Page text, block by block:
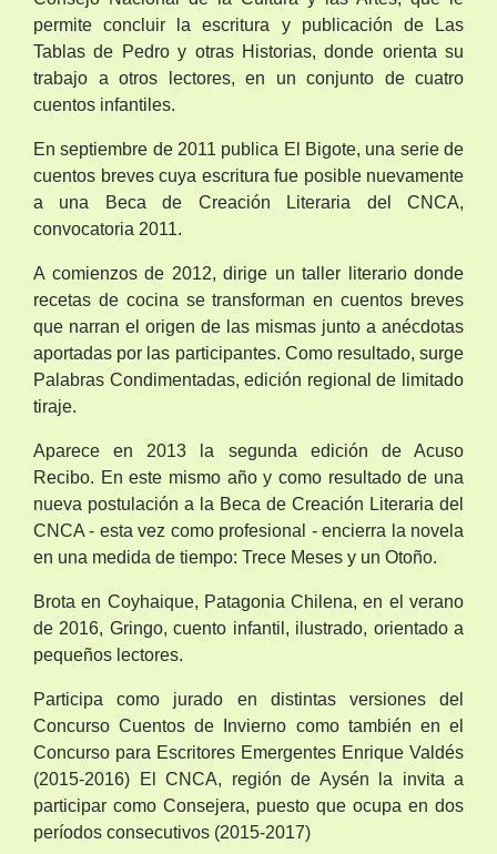
permite concluir la escritura y publicación de Las
Tablas de Pedro y otras Historias, donde orienta su
trabajo a otros lectores, en un conjunto de cuatro
cuentos infantiles.
En septiembre de 2011 publica El Bigote, una serie de
cuentos breves cuya escritura fue posible nuevamente
a una Beca de Creación Literaria del CNCA,
convocatoria 2011.
A comienzos de 2012, dirige un taller literario donde
recetas de cocina se transforman en cuentos breves
que narran el origen de las mismas junto a anécdotas
aportadas por las participantes. Como resultado, surge
Palabras Condimentadas, edición regional de limitado
tiraje.
Aparece en 2013 la segunda edición de Acuso
Recibo. En este mismo año y como resultado de una
nueva postulación a la Beca de Creación Literaria del
CNCA - esta vez como profesional - encierra la novela
en una medida de tiempo: Trece Meses y un Otoño.
Brota en Coyhaique, Patagonia Chilena, en el verano
de 2016, Gringo, cuento infantil, ilustrado, orientado a
pequeños lectores.
Participa como jurado en distintas versiones del
Concurso Cuentos de Invierno como también en el
Concurso para Escritores Emergentes Enrique Valdés
(2015-2016) El CNCA, región de Aysén la invita a
participar como Consejera, puesto que ocupa en dos
períodos consecutivos (2015-2017)